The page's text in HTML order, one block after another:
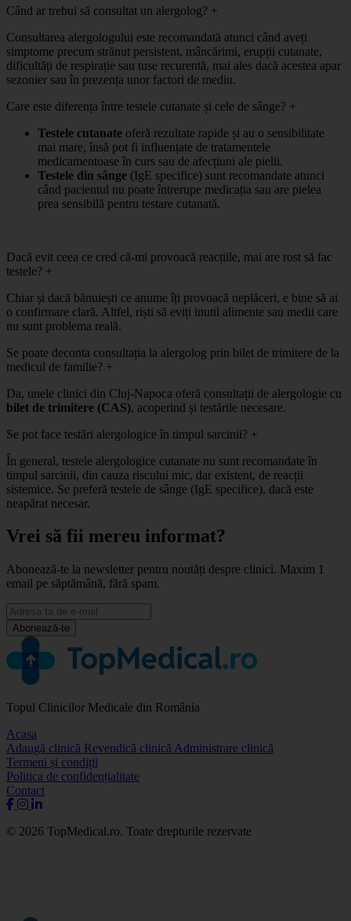
Când ar trebui să consultat un alergolog? +
Consultarea alergologului este recomandată atunci când aveți
simptome precum strănut persistent, mâncărimi, erupții cutanate,
dificultăți de respirație sau tuse recurentă, mai ales dacă acestea apar
sezonier sau în prezența unor factori de mediu.
Care este diferența între testele cutanate și cele de sânge? +
Testele cutanate oferă rezultate rapide și au o sensibilitate
mai mare, însă pot fi influențate de tratamentele
medicamentoase în curs sau de afecțiuni ale pielii.
Testele din sânge (IgE specifice) sunt recomandate atunci
când pacientul nu poate întrerupe medicația sau are pielea
prea sensibilă pentru testare cutanată.
Dacă evit ceea ce cred că-mi provoacă reacțiile, mai are rost să fac
testele? +
Chiar și dacă bănuiești ce anume îți provoacă neplăceri, e bine să ai
o confirmare clară. Altfel, riști să eviți inutil alimente sau medii care
nu sunt problema reală.
Se poate deconta consultația la alergolog prin bilet de trimitere de la
medicul de familie? +
Da, unele clinici din Cluj-Napoca oferă consultații de alergologie cu
bilet de trimitere (CAS), acoperind și testările necesare.
Se pot face testări alergologice în timpul sarcinii? +
În general, testele alergologice cutanate nu sunt recomandate în
timpul sarcinii, din cauza riscului mic, dar existent, de reacții
sistemice. Se preferă testele de sânge (IgE specifice), dacă este
neapărat necesar.
Vrei să fii mereu informat?
Abonează-te la newsletter pentru noutăți despre clinici. Maxim 1
email pe săptămână, fără spam.
Abonează-te
Topul Clinicilor Medicale din România
Acasa
Adaugă clinică Revendică clinică Administrare clinică
Termeni și condiții
Politica de confidențialitate
Contact
© 2026 TopMedical.ro. Toate drepturile rezervate